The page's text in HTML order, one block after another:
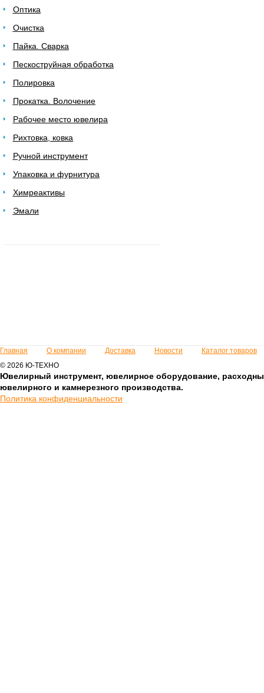
Оптика
Очистка
Пайка. Сварка
Пескоструйная обработка
Полировка
Прокатка. Волочение
Рабочее место ювелира
Рихтовка, ковка
Ручной инструмент
Упаковка и фурнитура
Химреактивы
Эмали
Главная О компании Доставка Новости
Каталог товаров
© 2026 Ю-ТЕХНО
Ювелирный инструмент, ювелирное оборудование,
ювелирного и камнерезного производства.
Политика конфиденциальности